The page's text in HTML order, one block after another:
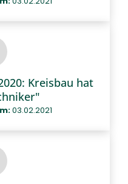
Kreisbau hat
03.02.2021